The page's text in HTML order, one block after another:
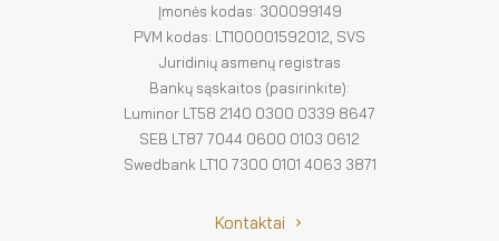
FR
Įmonės kodas: 300099149
PVM kodas: LT100001592012, SVS
Juridinių asmenų registras
Bankų sąskaitos (pasirinkite):
Luminor LT58 2140 0300 0339 8647
SEB LT87 7044 0600 0103 0612
Swedbank LT10 7300 0101 4063 3871
Kontaktai